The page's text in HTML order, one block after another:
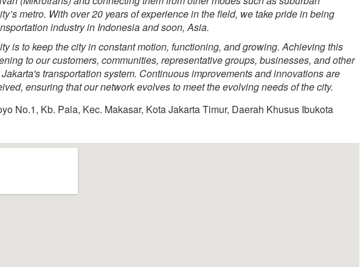
metro. With over 20 years of experience in the field, we take pride in being
industry in Indonesia and soon, Asia.
is to keep the city in constant motion, functioning, and growing. Achieving this
to our customers, communities, representative groups, businesses, and other
transportation system. Continuous improvements and innovations are
ensuring that our network evolves to meet the evolving needs of the city.
No.1, Kb. Pala, Kec. Makasar, Kota Jakarta Timur, Daerah Khusus Ibukota